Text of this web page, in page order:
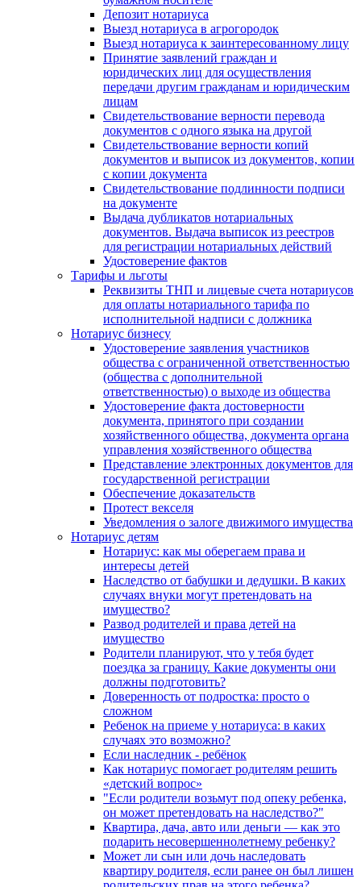
Депозит нотариуса
Выезд нотариуса в агрогородок
Выезд нотариуса к заинтересованному лицу
Принятие заявлений граждан и
юридических лиц для осуществления
передачи другим гражданам и юридическим
лицам
Свидетельствование верности перевода
документов с одного языка на другой
Свидетельствование верности копий
документов и выписок из документов, копии
с копии документа
Свидетельствование подлинности подписи
на документе
Выдача дубликатов нотариальных
документов. Выдача выписок из реестров
для регистрации нотариальных действий
Удостоверение фактов
Тарифы и льготы
Реквизиты ТНП и лицевые счета нотариусов
для оплаты нотариального тарифа по
исполнительной надписи с должника
Нотариус бизнесу
Удостоверение заявления участников
общества с ограниченной ответственностью
(общества с дополнительной
ответственностью) о выходе из общества
Удостоверение факта достоверности
документа, принятого при создании
хозяйственного общества, документа органа
управления хозяйственного общества
Представление электронных документов для
государственной регистрации
Обеспечение доказательств
Протест векселя
Уведомления о залоге движимого имущества
Нотариус детям
Нотариус: как мы оберегаем права и
интересы детей
Наследство от бабушки и дедушки. В каких
случаях внуки могут претендовать на
имущество?
Развод родителей и права детей на
имущество
Родители планируют, что у тебя будет
поездка за границу. Какие документы они
должны подготовить?
Доверенность от подростка: просто о
сложном
Ребенок на приеме у нотариуса: в каких
случаях это возможно?
Если наследник - ребёнок
Как нотариус помогает родителям решить
«детский вопрос»
"Если родители возьмут под опеку ребенка,
он может претендовать на наследство?"
Квартира, дача, авто или деньги — как это
подарить несовершеннолетнему ребенку?
Может ли сын или дочь наследовать
квартиру родителя, если ранее он был лишен